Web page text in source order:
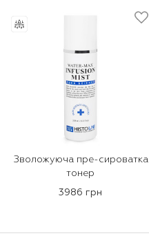
Зволожуюча пре-сироватка
тонер
3986 грн